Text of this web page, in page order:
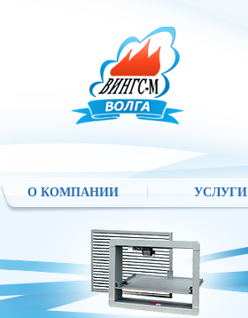
О КОМПАНИИ УСЛУГИ